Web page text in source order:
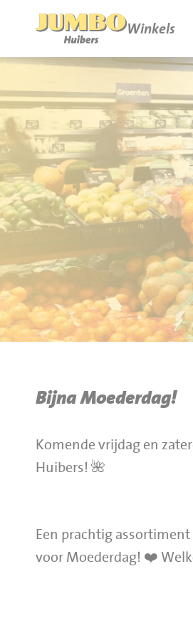
Winkels
P.W.A. Park
Bruïneplein
Petenbos
Nieuws
Acties
Werken bij Jumbo Huibers
Vacatures en Solliciteren
Werken en leren
Jumbo.com
BBQ gigant webshop
Bijna Moederdag!
Komende vrijdag en
Huibers! 🌺
Een prachtig
voor Moederdag! ❤️